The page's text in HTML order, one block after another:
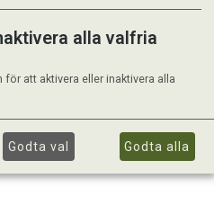
alla valfria
för att aktivera eller inaktivera alla
Godta val Godta alla